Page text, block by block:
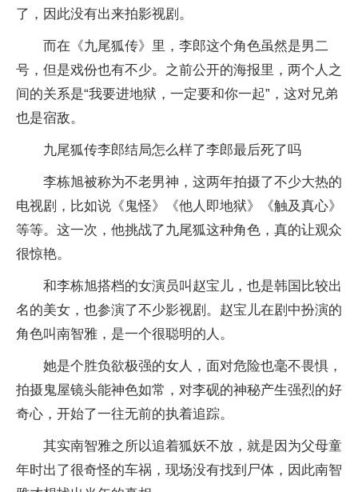
了，因此没有出来拍影视剧。
而在《九尾狐传》里，李郎这个角色虽然是男二
号，但是戏份也有不少。之前公开的海报里，两个人之
间的关系是“我要进地狱，一定要和你一起”，这对兄弟
也是宿敌。
九尾狐传李郎结局怎么样了李郎最后死了吗
李栋旭被称为不老男神，这两年拍摄了不少大热的
电视剧，比如说《鬼怪》《他人即地狱》《触及真心》
等等。这一次，他挑战了九尾狐这种角色，真的让观众
很惊艳。
和李栋旭搭档的女演员叫赵宝儿，也是韩国比较出
名的美女，也参演了不少影视剧。赵宝儿在剧中扮演的
角色叫南智雅，是一个很聪明的人。
她是个胜负欲极强的女人，面对危险也毫不畏惧，
拍摄鬼屋镜头能神色如常，对李砚的神秘产生强烈的好
奇心，开始了一往无前的执着追踪。
其实南智雅之所以追着狐妖不放，就是因为父母童
年时出了很奇怪的车祸，现场没有找到尸体，因此南智